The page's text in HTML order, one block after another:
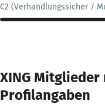
C2 (Verhandlungssicher /
XING
Profilangaben